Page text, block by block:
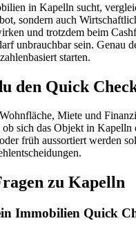
in Kapelln sucht,
sondern auch
und trotzdem beim
unbrauchbar sein. Genau
starten.
den Quick
Miete und
ob sich das Objekt in Kapelln
früh aussortiert werden
zu Kapelln
Immobilien Quick